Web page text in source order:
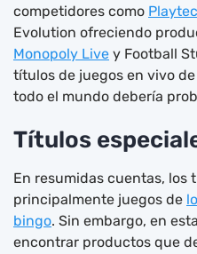
competidores como
Evolution ofreciendo
Monopoly Live y Football
títulos de juegos en vivo
todo el mundo debería
Títulos
En resumidas cuentas, los
principalmente juegos de
bingo. Sin embargo, en
encontrar productos que